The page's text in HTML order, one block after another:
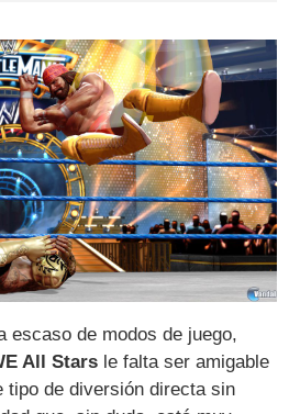
escaso de modos de juego,
All Stars le falta ser amigable
tipo de diversión directa sin